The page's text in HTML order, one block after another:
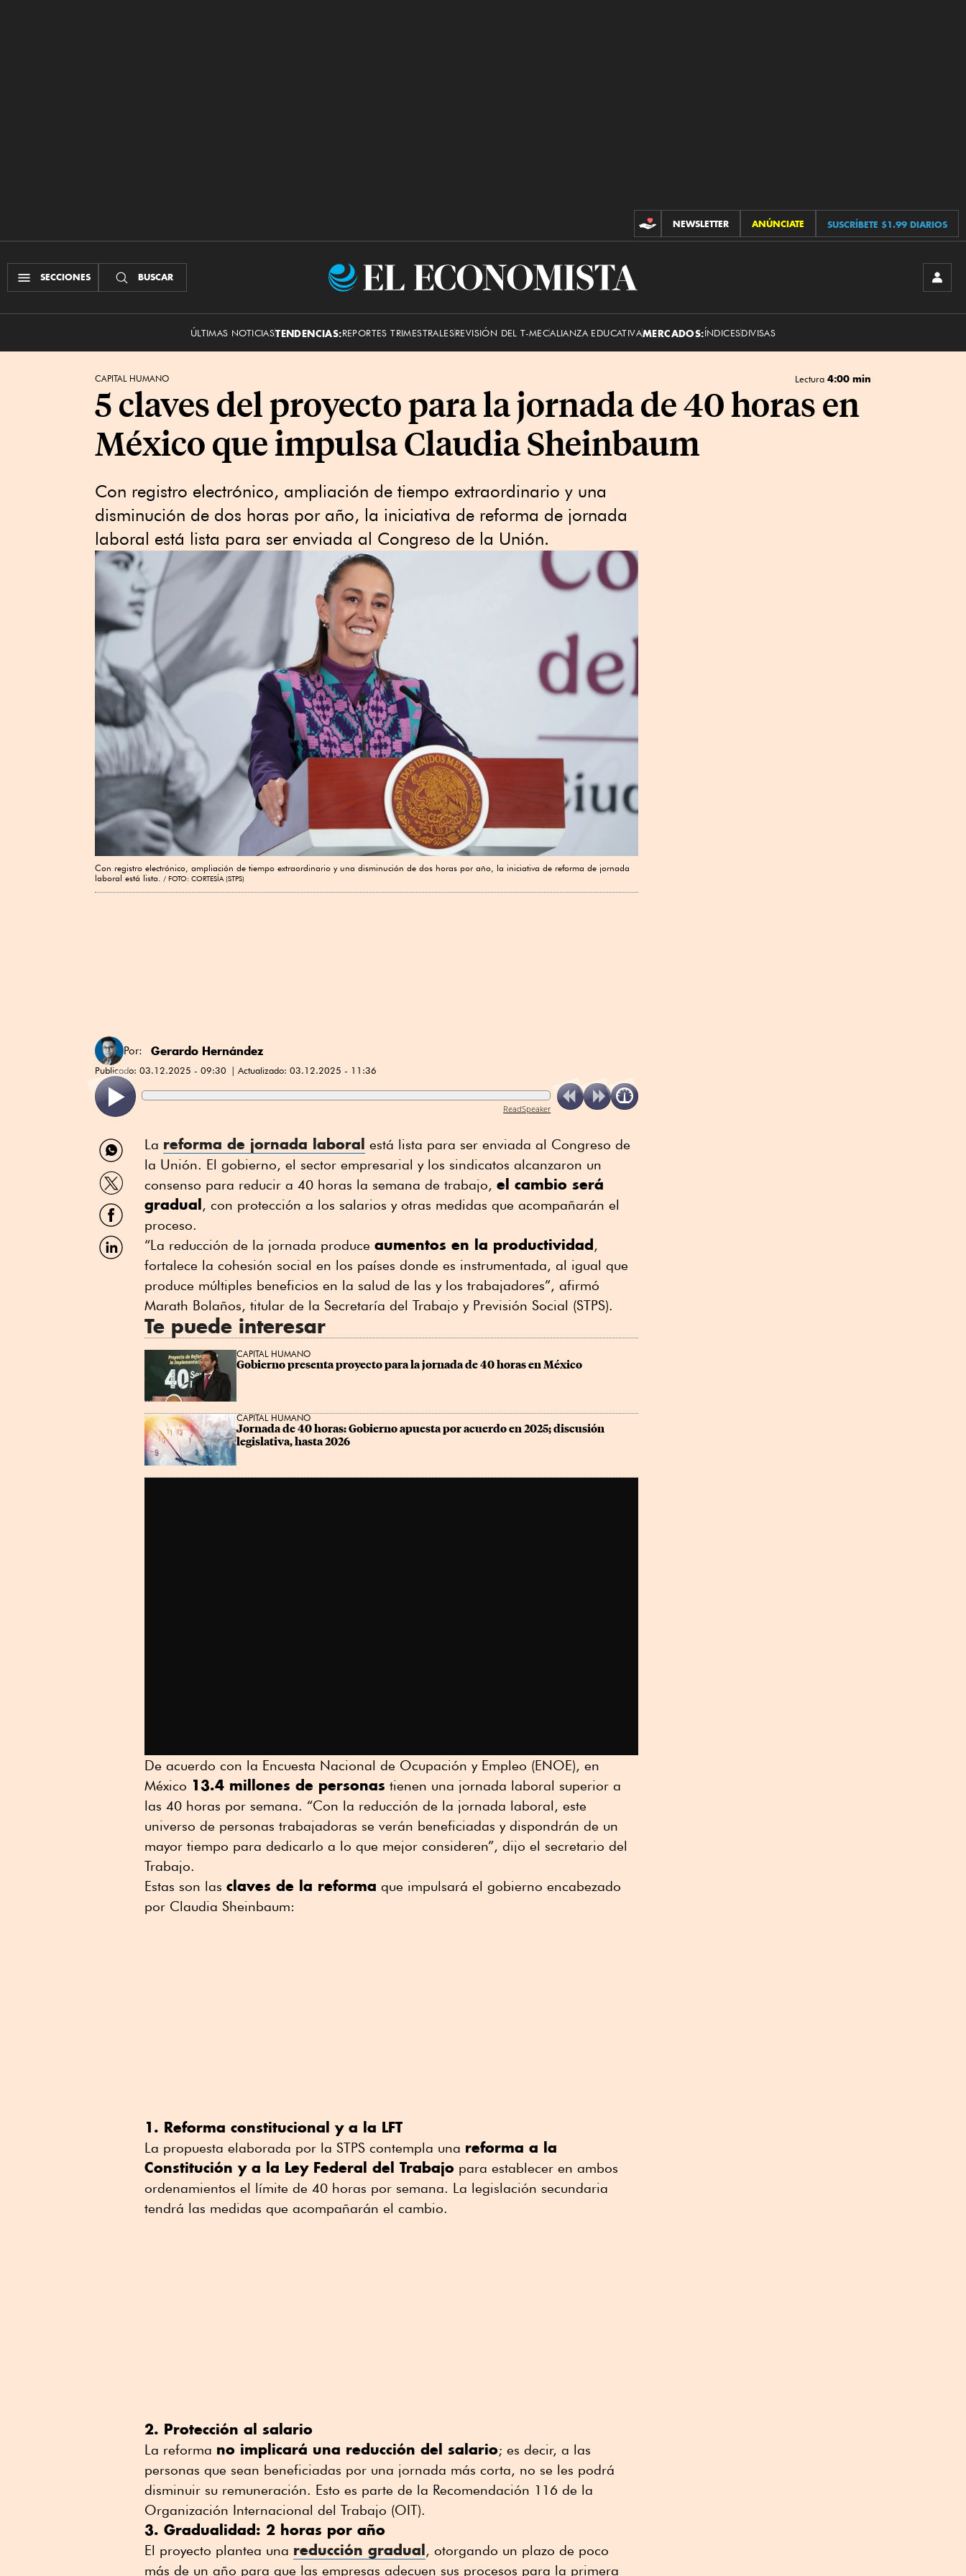
CONTRIBUCIONES
NEWSLETTER ANÚNCIATE SUSCRÍBETE $1.99 DIARIOS
SECCIONES BUSCAR
El
ÚLTIMAS NOTICIASTENDENCIAS:REPORTES TRIMESTRALESREVISIÓN DEL T-MECALIANZA EDUCATIVAMERCADOS:ÍNDICESDIVISAS
CAPITAL HUMANO Lectura 4:00 min
5 claves del proyecto para la jornada de 40 horas en
México que impulsa Claudia Sheinbaum
Con registro electrónico, ampliación de tiempo extraordinario y una
disminución de dos horas por año, la iniciativa de reforma de jornada
laboral está lista para ser enviada al Congreso de la Unión.
Con registro electrónico, ampliación de tiempo extraordinario y una disminución de dos horas por año, la iniciativa de reforma de jornada
laboral está lista.
FOTO: CORTESÍA (STPS)
Por: Gerardo Hernández
Publicado: 03.12.2025 - 09:30 Actualizado: 03.12.2025 - 11:36
ReadSpeaker
Compartir
por
WhatsApp
Compartir
por
Twitter
Compartir
por
Facebook
Compartir
por
La reforma de jornada laboral está lista para ser enviada al Congreso de
la Unión. El gobierno, el sector empresarial y los sindicatos alcanzaron un
consenso para reducir a 40 horas la semana de trabajo, el cambio será
gradual, con protección a los salarios y otras medidas que acompañarán el
proceso.
“La reducción de la jornada produce aumentos en la productividad,
fortalece la cohesión social en los países donde es instrumentada, al igual que
produce múltiples beneficios en la salud de las y los trabajadores”, afirmó
Marath Bolaños, titular de la Secretaría del Trabajo y Previsión Social (STPS).
Te puede interesar
CAPITAL HUMANO
Gobierno presenta proyecto para la jornada de 40 horas en México
CAPITAL HUMANO
Jornada de 40 horas: Gobierno apuesta por acuerdo en 2025; discusión
legislativa, hasta 2026
De acuerdo con la Encuesta Nacional de Ocupación y Empleo (ENOE), en
México 13.4 millones de personas tienen una jornada laboral superior a
las 40 horas por semana. “Con la reducción de la jornada laboral, este
universo de personas trabajadoras se verán beneficiadas y dispondrán de un
mayor tiempo para dedicarlo a lo que mejor consideren”, dijo el secretario del
Trabajo.
Estas son las claves de la reforma que impulsará el gobierno encabezado
por Claudia Sheinbaum:
1. Reforma constitucional y a la LFT
La propuesta elaborada por la STPS contempla una reforma a la
Constitución y a la Ley Federal del Trabajo para establecer en ambos
ordenamientos el límite de 40 horas por semana. La legislación secundaria
tendrá las medidas que acompañarán el cambio.
2. Protección al salario
La reforma no implicará una reducción del salario; es decir, a las
personas que sean beneficiadas por una jornada más corta, no se les podrá
disminuir su remuneración. Esto es parte de la Recomendación 116 de la
Organización Internacional del Trabajo (OIT).
3. Gradualidad: 2 horas por año
El proyecto plantea una reducción gradual , otorgando un plazo de poco
más de un año para que las empresas adecuen sus procesos para la primera